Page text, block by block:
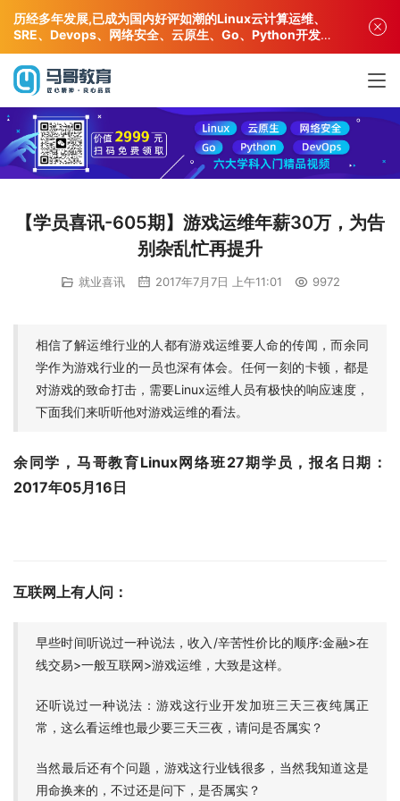
【学员喜讯-605期】游戏运维年薪30万，为告
别杂乱忙再提升
就业喜讯 2017年7月7日 上午11:01 9972
相信了解运维行业的人都有游戏运维要人命的传闻，而余同
学作为游戏行业的一员也深有体会。任何一刻的卡顿，都是
对游戏的致命打击，需要Linux运维人员有极快的响应速度，
下面我们来听听他对游戏运维的看法。
余同学，马哥教育Linux网络班27期学员，报名日期：
2017年05月16日
互联网上有人问：
早些时间听说过一种说法，收入/辛苦性价比的顺序:金融>在
线交易>一般互联网>游戏运维，大致是这样。
还听说过一种说法：游戏这行业开发加班三天三夜纯属正
常，这么看运维也最少要三天三夜，请问是否属实？
当然最后还有个问题，游戏这行业钱很多，当然我知道这是
用命换来的，不过还是问下，是否属实？
历经多年发展,已成为国内好评如潮的Linux云计算运维、
SRE、Devops、网络安全、云原生、Go、Python开发专
业人才培训机构!